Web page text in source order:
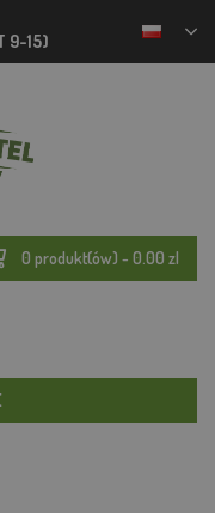
9-15)
0 produkt(ów) - 0.00 zl